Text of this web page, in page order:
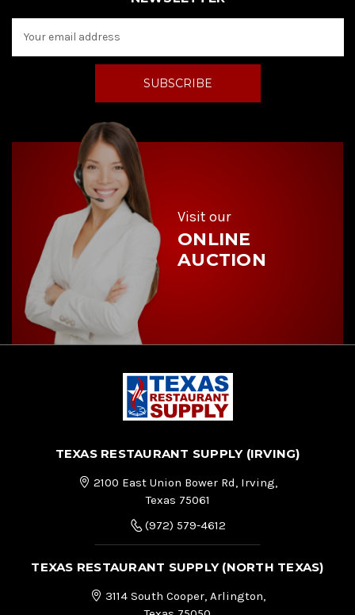
a
d
Visit our
ONLINE
AUCTION
TEXAS RESTAURANT SUPPLY (IRVING)
2100 East Union Bower Rd, Irving,
Texas 75061
(972) 579-4612
TEXAS RESTAURANT SUPPLY (NORTH TEXAS)
3114 South Cooper, Arlington,